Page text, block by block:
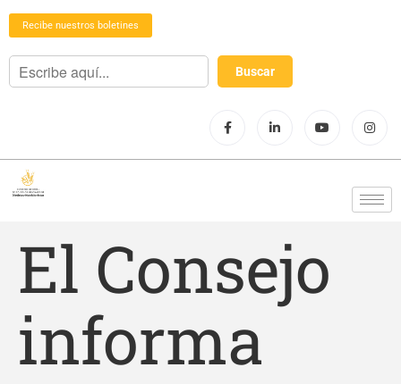
Recibe nuestros boletines
El Consejo
informa